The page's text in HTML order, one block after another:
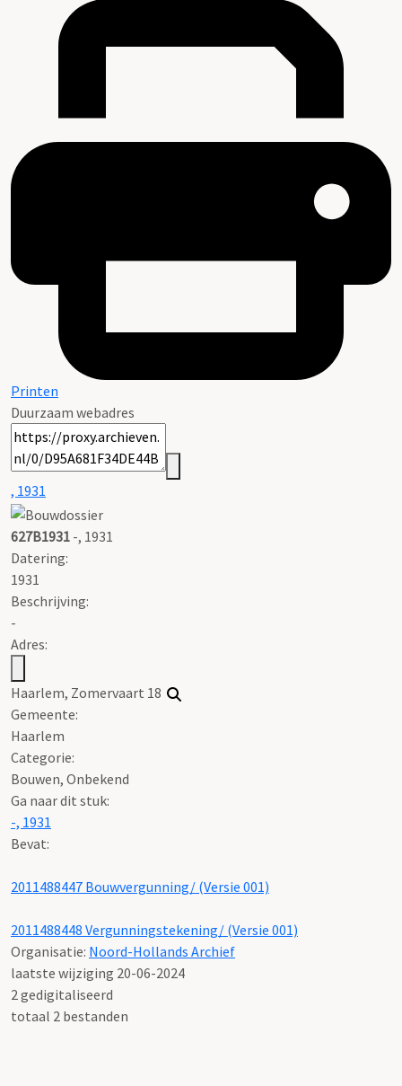
Printen
Duurzaam webadres
, 1931
627B1931 -, 1931
Datering:
1931
Beschrijving:
-
Adres:
Haarlem, Zomervaart 18
Gemeente:
Haarlem
Categorie:
Bouwen, Onbekend
Ga naar dit stuk:
-, 1931
Bevat:
2011488447 Bouwvergunning/ (Versie 001)
2011488448 Vergunningstekening/ (Versie 001)
Organisatie: Noord-Hollands Archief
laatste wijziging 20-06-2024
2 gedigitaliseerd
totaal 2 bestanden